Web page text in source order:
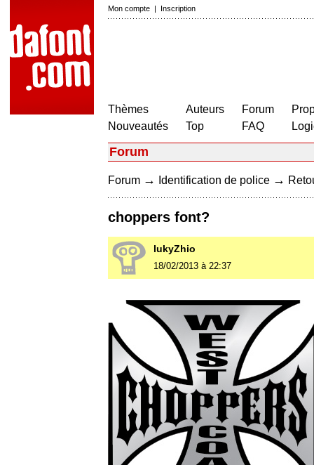
Mon compte | Inscription
Thèmes
Nouveautés
Auteurs
Top
Forum
FAQ
Forum
Forum → Identification de police →
choppers font?
lukyZhio
18/02/2013 à 22:37